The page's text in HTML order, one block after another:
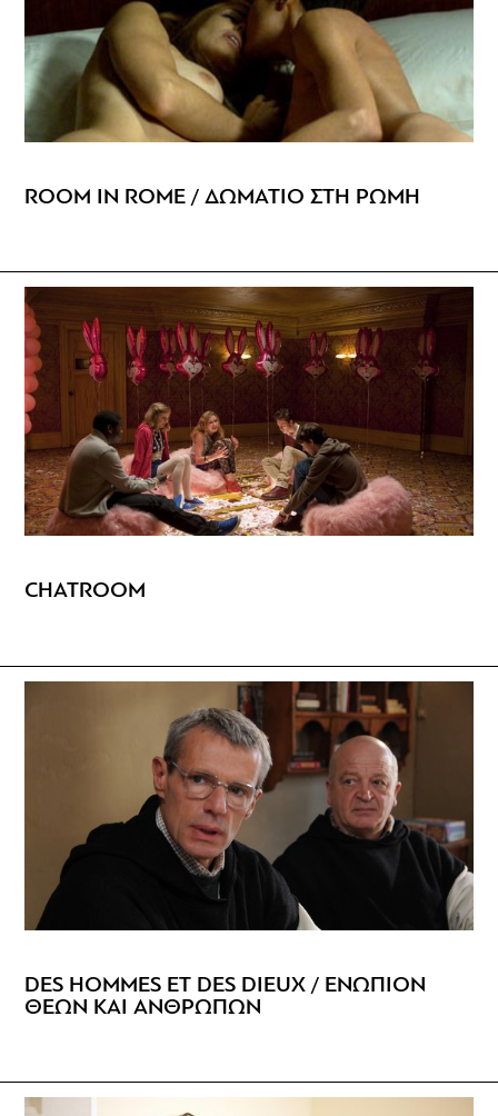
ROOM IN ROME / ΔΩΜΑΤΙΟ ΣΤΗ ΡΩΜΗ
CHATROOM
DES HOMMES ET DES DIEUX / ENΩΠΙΟΝ
ΘΕΩΝ ΚΑΙ ΑΝΘΡΩΠΩΝ